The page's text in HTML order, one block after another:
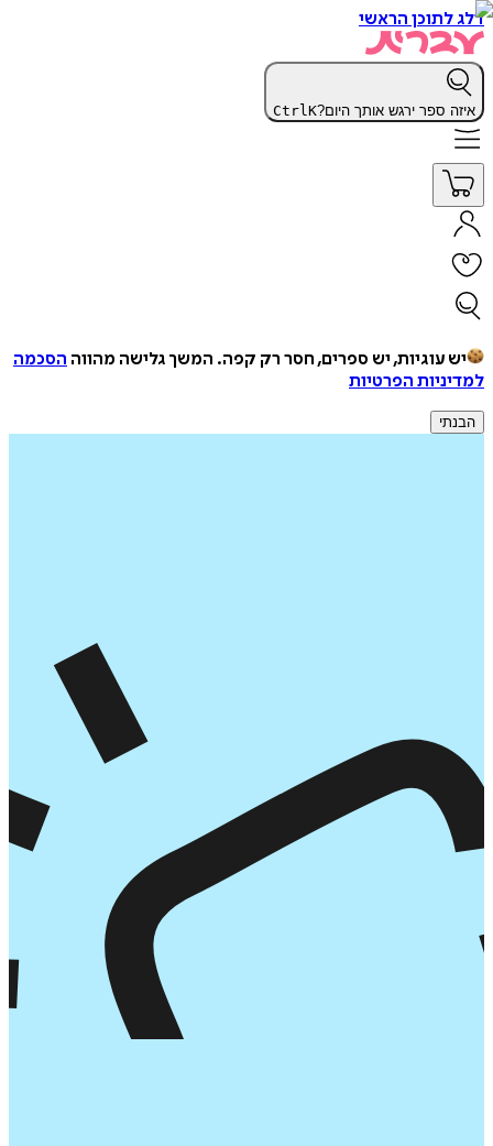
דלג לתוכן הראשי
איזה ספר ירגש אותך היום? CtrlK
יש עוגיות, יש ספרים, חסר רק קפה. המשך גלישה מהווה הסכמה
למדיניות הפרטיות
הבנתי